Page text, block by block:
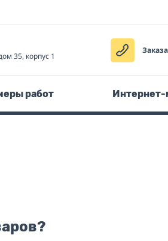
35, корпус 1
работ Интернет-